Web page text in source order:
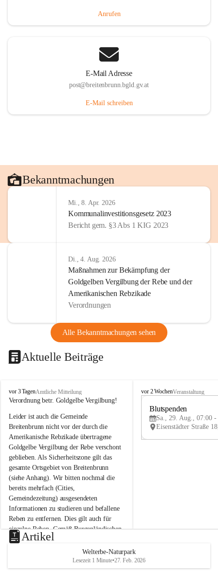
Anrufen
E-Mail Adresse
post@breitenbrunn.bgld.gv.at
E-Mail schreiben
Bekanntmachungen
Mi., 8. Apr. 2026
Kommunalinvestitionsgesetz 2023
Bericht gem. §3 Abs 1 KIG 2023
Di., 4. Aug. 2026
Maßnahmen zur Bekämpfung der
Goldgelben Vergilbung der Rebe und der
Amerikanischen Rebzikade
Verordnungen
Alle Bekanntmachungen sehen
Aktuelle Beiträge
B
r
i
t
e
n
b
r
u
n
n
a
m
N
e
u
s
d
vor 3 TagenAmtliche Mitteilung
Verordnung betr. Goldgelbe Vergilbung!
Leider ist auch die Gemeinde
Breitenbrunn nicht vor der durch die
Amerikanische Rebzikade übertragene
Goldgelbe Vergilbung der Rebe verschont
geblieben. Als Sicherheitszone gilt das
gesamte Ortsgebiet von Breitenbrunn
(siehe Anhang). Wir bitten nochmal die
bereits mehrfach (Cities,
Gemeindezeitung) ausgesendeten
Informationen zu studieren und befallene
Reben zu entfernen. Dies gilt auch für
einzelne Reben. Gemäß Burgenländischen
Weinbaugesetz sind nicht gepflegte oder
unzulässige Weingärten zu roden! Bitte
helfen wir zusammen um unsere Winzer
vor den prognostizierten Ernteausfällen
B
e
u
e
d
vor 2 WochenVeranstaltung
Blutspenden
Sa., 29. Aug., 07:00 -
Artikel
Welterbe-Naturpark
Lesezeit 1 Minute•27. Feb. 2026